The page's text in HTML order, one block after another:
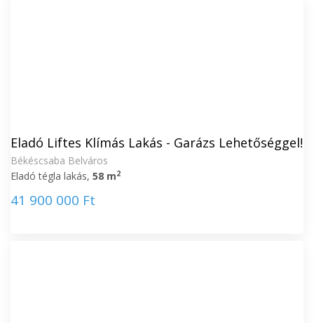
Eladó Liftes Klímás Lakás - Garázs Lehetőséggel!
Békéscsaba Belváros
Eladó tégla lakás, 58 m2
41 900 000 Ft